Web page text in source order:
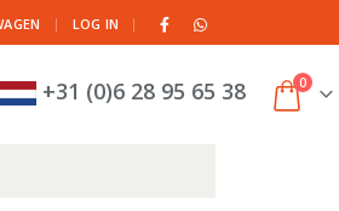
LOG IN |
+31 (0)6 28 95 65 38 0